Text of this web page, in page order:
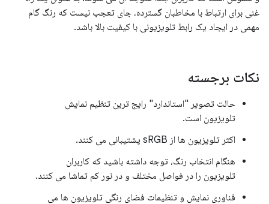
غنی برای ارتباط با مخاطبان گسترده، جای تعجب نیست که رنگ گام
مهمی در ایجاد یک رابط تلویزیونی با کیفیت بالا باشد.
نکات برجسته
حالت تصویر "استاندارد" رایج ترین تنظیم نمایش
تلویزیون است.
اکثر تلویزیون ها از sRGB پشتیبانی می کنند.
هنگام انتخاب رنگ، توجه داشته باشید که کاربران
تلویزیون را در فواصل مختلف و در نور کم تماشا می کنند.
فناوری نمایش و تنظیمات فضای رنگی تلویزیون ها می